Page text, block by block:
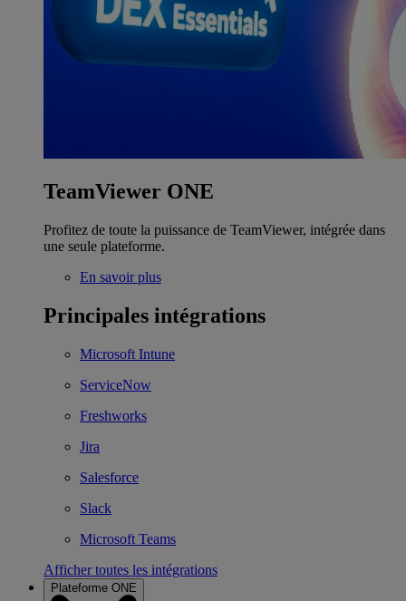
TeamViewer ONE
Profitez de toute la puissance de TeamViewer, intégrée dans
une seule plateforme.
En savoir plus
Principales intégrations
Microsoft Intune
ServiceNow
Freshworks
Jira
Salesforce
Slack
Microsoft Teams
Afficher toutes les intégrations
Plateforme ONE